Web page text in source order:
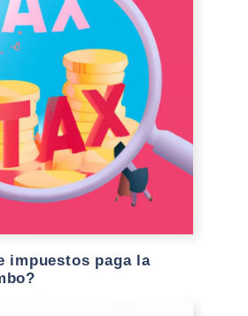
impuestos paga la